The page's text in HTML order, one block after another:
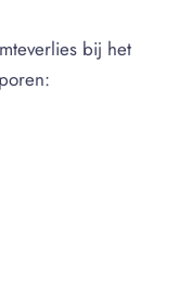
bij het